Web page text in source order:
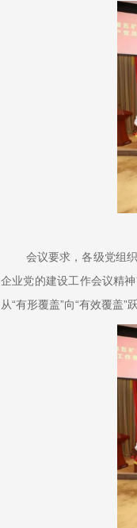
会议要求，各级党组
企业党的建设工作会议精
从“有形覆盖”向“有效覆盖